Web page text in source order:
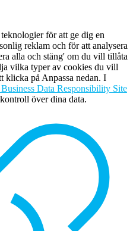
för att ge dig en
reklam och för att analysera
alla och stäng' om du vill tillåta
vilka typer av cookies du vill
klicka på Anpassa nedan. I
Data Responsibility Site
över dina data.